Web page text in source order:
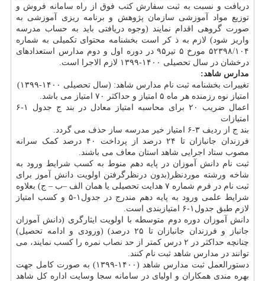
دریافت و نسبت به ثبت سفارش کتب فوق از راه سامانه فروش و
توزیع مواد آموزشی سازمان پژوهش و برنامه ریزی آموزشی به
صورت گروهی اقدام نمایند (وجوه دریافتی باید به حساب مدرسه
واریز شود) لازم به ذ کر است بخشنامه محتوای تکمیلی به شماره
۵۲۳۹۸/۱۰۴ مورخ ۵ تیر۹۵ در دوره اول و دوم مدارس استعدادهای
درخشان در سال تحصیلی ۱۴۰۰-۱۳۹۹ لازم الاجرا است.
مدارس شاهد:
تغییرات بخشنامه ثبت نام مدارس شاهد: (سال تحصیلی ۱۴۰۰-۱۳۹۹)
امتیاز نوه رزمنده هر ماه ۵ امتیاز و حداکثر ۷۰ امتیاز می باشد.
اعمال ضریب ۲۰ برای محاسبه امتیاز معادل در بند ج جدول ۱-۶
امتیازات
بند ج از ردیف ۳-۶ امتیاز خیر مدرسه ساز حذف می گردد.
فرزندان جانبازان تا ۲۴ درصد از پرداخت ۴۰ درصد کمک سرانه
مصوب ستاد اجرایی شاهد استان معاف می باشند.
ثبت نام دانش آموزان در پایه دهم منوط به کسب شرایط ورود به
شاخه ورشته موردنظر(بدون درنظرگرفتن اولویت دانش آموز برای
ثبت نام در فرم شماره ۷ هدایت تحصیلی یا همان الف –ب – ج) بعلاوه
شرایط علمی ورود به پایه دهم مندرج در جدول۱-۵ و کسب امتیاز
لازم طبق جدول۱-۶ امتیازبندی است.
دانش آموزان دوره دوم متوسطه با اولویت ایثارگری (دانش آموزان
جانباز و فرزندان جانبازان تا ۲۵ درصد) (ورودی و ادامه تحصیل)
چنانچه حداکثر در ۲ درس کمتر از حد نصاب نمره را کسب نمایند، می
توانند در مدارس شاهد ثبت نام کنند.
دستورالعمل ثبت مدارس شاهد (۱۴۰۰-۱۳۹۹) به صورت کامل جهت
بهره مندی همکاران و اولیای در سامانه سجا وسایت اداره کل شاهد